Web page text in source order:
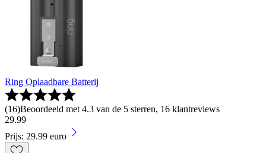
Ring Oplaadbare Batterij
(16)Beoordeeld met 4.3 van de 5 sterren, 16 klantreviews
29.99
Prijs: 29.99 euro